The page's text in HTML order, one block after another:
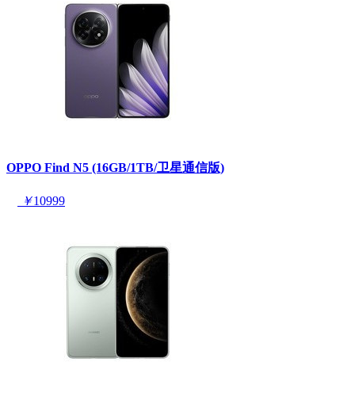
OPPO Find N5 (16GB/1TB/卫星通信版)
￥10999